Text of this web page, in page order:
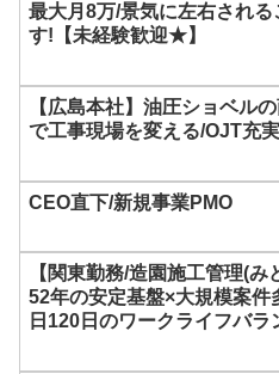
は
空
の
に
て
く
だ
最大月8万/景気に左右され
す!【未経験歓迎★】
【広島本社】油圧ショベル
で工事現場を変える/OJT充実
CEO直下/新規事業PMO
【関東勤務/造園施工管理(
52年の安定基盤×大規模案件
日120日のワークライフバ